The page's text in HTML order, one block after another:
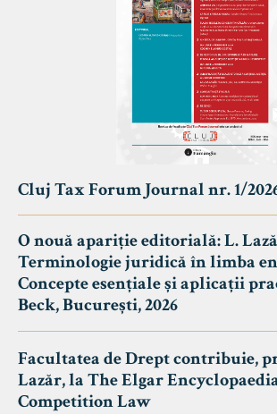
Cluj Tax Forum Journal nr. 1/
O nouă apariție editorială: L.
Terminologie juridică în limba
Concepte esențiale și aplicații
Beck, București, 2026
Facultatea de Drept contribuie,
Lazăr, la The Elgar
Competition Law